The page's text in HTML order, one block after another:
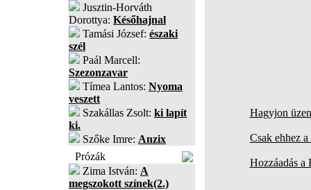
Jusztin-Horváth
Dorottya: Későhajnal
Tamási József: északi
szél
Paál Marcell:
Szezonzavar
Tímea Lantos: Nyoma
veszett
Szakállas Zsolt: ki lapít
ki.
Szőke Imre: Anzix
Prózák
Zima István: A
megszokott színek(2.)
Hagyjon
Csak ehhez
Hozzáadás